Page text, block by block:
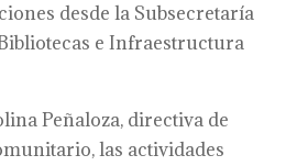
desde la Subsecretaría
e Infraestructura
Peñaloza, directiva de
las actividades